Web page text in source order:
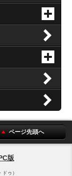
ページ先頭へ
版
ゥ）